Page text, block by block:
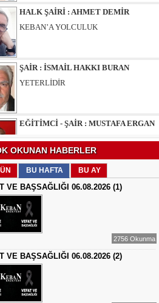
ŞAİR : İSMAİL HAKKI BURAN
EĞİTİMCİ - ŞAİR : MUSTAFA ERGAN
EĞİTİMCİ - ŞAİR : FEVZİ ÖZDEMİR
EDEP
ŞAİR : SELAMİ DOLU
ŞİİRLERİN HER SATIRINDA SEN VARSIN
EĞİTİMCİ - YAZAR : MEHMET
YILMAZ
HIZIR VE İLYAS: UMUDUN, BEREKETİN
VE YENİDEN DOĞUŞUN BULUŞMASI
OKUNAN HABERLER
BU HAFTA BU AY
VE BAŞSAĞLIĞI 06.08.2026 (1)
2756 Okunma
VE BAŞSAĞLIĞI 06.08.2026 (2)